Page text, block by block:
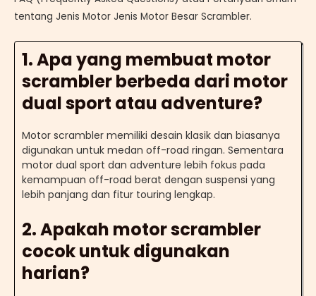
tentang Jenis Motor Jenis Motor Besar Scrambler.
1. Apa yang membuat motor
scrambler berbeda dari motor
dual sport atau adventure?
Motor scrambler memiliki desain klasik dan biasanya
digunakan untuk medan off-road ringan. Sementara
motor dual sport dan adventure lebih fokus pada
kemampuan off-road berat dengan suspensi yang
lebih panjang dan fitur touring lengkap.
2. Apakah motor scrambler
cocok untuk digunakan
harian?